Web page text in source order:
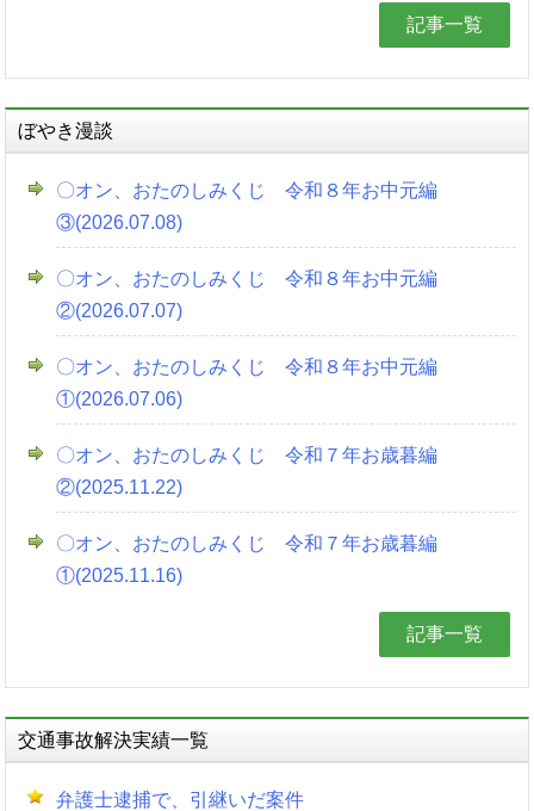
記事一覧
ぼやき漫談
〇オン、おたのしみくじ 令和８年お中元編
③(2026.07.08)
〇オン、おたのしみくじ 令和８年お中元編
②(2026.07.07)
〇オン、おたのしみくじ 令和８年お中元編
①(2026.07.06)
〇オン、おたのしみくじ 令和７年お歳暮編
②(2025.11.22)
〇オン、おたのしみくじ 令和７年お歳暮編
①(2025.11.16)
記事一覧
交通事故解決実績一覧
弁護士逮捕で、引継いだ案件